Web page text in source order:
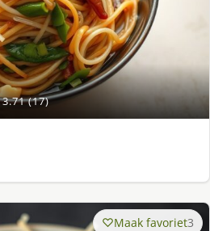
3.71 (17)
Maak favoriet3